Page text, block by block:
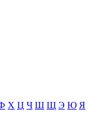
Х Ц Ч Ш Щ Э Ю Я